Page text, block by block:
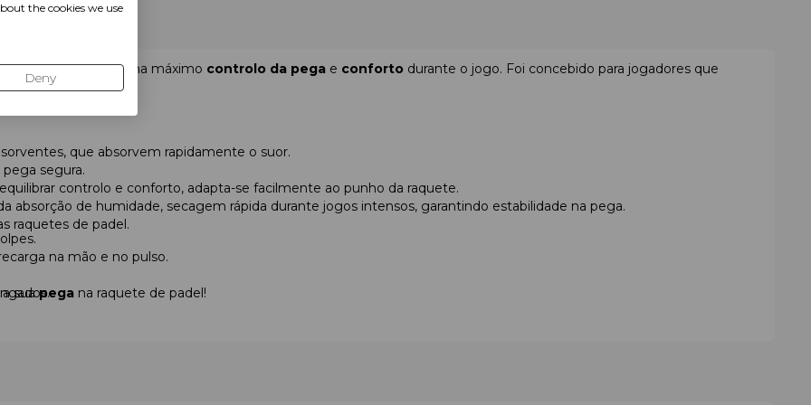
padelque proporciona máximo controlo da pega e conforto durante o jogo. Foi concebido para jogadores que
movimento.
que absorvem rapidamente o suor.
segura.
controlo e conforto, adapta-se facilmente ao punho da raquete.
absorção de humidade, secagem rápida durante jogos intensos, garantindo estabilidade na pega.
raquetes de padel.
na mão e no pulso.
suapega na raquete de padel!
the cookies we use
Deny